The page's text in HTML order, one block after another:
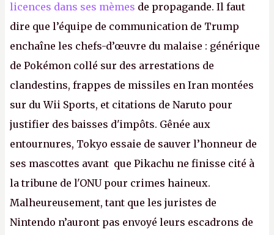
licences dans ses mèmes de propagande. Il faut
dire que l’équipe de communication de Trump
enchaîne les chefs-d’œuvre du malaise : générique
de Pokémon collé sur des arrestations de
clandestins, frappes de missiles en Iran montées
sur du Wii Sports, et citations de Naruto pour
justifier des baisses d'impôts. Gênée aux
entournures, Tokyo essaie de sauver l’honneur de
ses mascottes avant que Pikachu ne finisse cité à
la tribune de l'ONU pour crimes haineux.
Malheureusement, tant que les juristes de
Nintendo n’auront pas envoyé leurs escadrons de